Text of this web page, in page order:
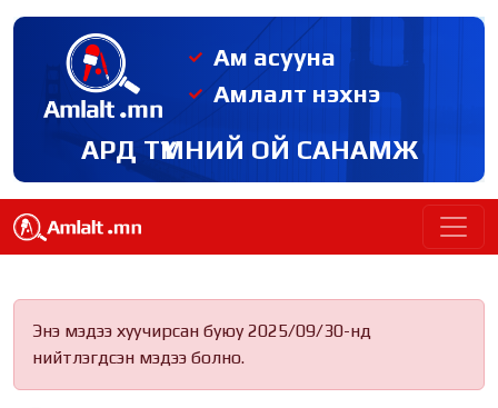
Ам асууна
Амлалт нэхнэ
АРД ТҮМНИЙ ОЙ САНАМЖ
Энэ мэдээ хуучирсан буюу 2025/09/30-нд
нийтлэгдсэн мэдээ болно.